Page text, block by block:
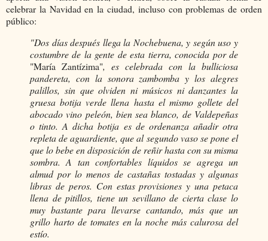
celebrar la Navidad en la ciudad, incluso con problemas de orden
público:
"Dos días después llega la Nochebuena, y según uso y
costumbre de la gente de esta tierra, conocida por de
"María Zantízima", es celebrada con la bulliciosa
pandereta, con la sonora zambomba y los alegres
palillos, sin que olviden ni músicos ni danzantes la
gruesa botija verde llena hasta el mismo gollete del
abocado vino peleón, bien sea blanco, de Valdepeñas
o tinto. A dicha botija es de ordenanza añadir otra
repleta de aguardiente, que al segundo vaso se pone el
que lo bebe en disposición de reñir hasta con su misma
sombra. A tan confortables líquidos se agrega un
almud por lo menos de castañas tostadas y algunas
libras de peros. Con estas provisiones y una petaca
llena de pitillos, tiene un sevillano de cierta clase lo
muy bastante para llevarse cantando, más que un
grillo harto de tomates en la noche más calurosa del
estío.